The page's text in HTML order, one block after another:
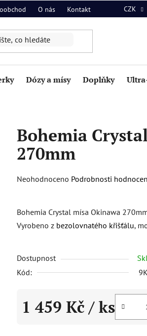
O nás Kontakt CZK
Dózy a mísy Doplňky
Bohemia
270mm
Průměrné
je
0,0
5
hvězdiček.
Neohodnoceno Podrobnosti
Bohemia Crystal mísa Okinawa
Vyrobeno z bezolovnatého křišťálu,
Dostupnost
Kód:
1 459 Kč / ks